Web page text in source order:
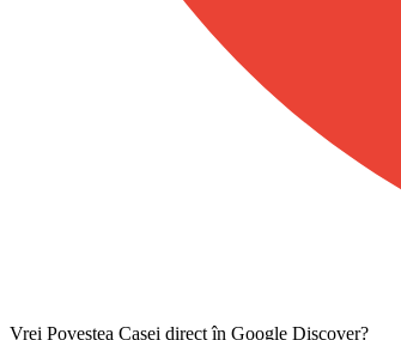
Vrei Povestea Casei direct în Google Discover?